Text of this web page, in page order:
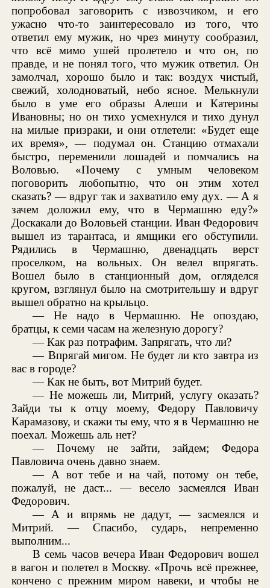
попробовал заговорить с извозчиком, и его
ужасно что-то заинтересовало из того, что
ответил ему мужик, но чрез минуту сообразил,
что всё мимо ушей пролетело и что он, по
правде, и не понял того, что мужик ответил. Он
замолчал, хорошо было и так: воздух чистый,
свежий, холодноватый, небо ясное. Мелькнули
было в уме его образы Алеши и Катерины
Ивановны; но он тихо усмехнулся и тихо дунул
на милые призраки, и они отлетели: «Будет еще
их время», — подумал он. Станцию отмахали
быстро, переменили лошадей и помчались на
Воловью. «Почему с умным человеком
поговорить любопытно, что он этим хотел
сказать? — вдруг так и захватило ему дух. — А я
зачем доложил ему, что в Чермашню еду?»
Доскакали до Воловьей станции. Иван Федорович
вышел из тарантаса, и ямщики его обступили.
Рядились в Чермашню, двенадцать верст
проселком, на вольных. Он велел впрягать.
Вошел было в станционный дом, огляделся
кругом, взглянул было на смотрительшу и вдруг
вышел обратно на крыльцо.
— Не надо в Чермашню. Не опоздаю,
братцы, к семи часам на железную дорогу?
— Как раз потрафим. Запрягать, что ли?
— Впрягай мигом. Не будет ли кто завтра из
вас в городе?
— Как не быть, вот Митрий будет.
— Не можешь ли, Митрий, услугу оказать?
Зайди ты к отцу моему, Федору Павловичу
Карамазову, и скажи ты ему, что я в Чермашню не
поехал. Можешь аль нет?
— Почему не зайти, зайдем; Федора
Павловича очень давно знаем.
— А вот тебе и на чай, потому он тебе,
пожалуй, не даст... — весело засмеялся Иван
Федорович.
— А и впрямь не дадут, — засмеялся и
Митрий. — Спасибо, сударь, непременно
выполним...
В семь часов вечера Иван Федорович вошел
в вагон и полетел в Москву. «Прочь всё прежнее,
кончено с прежним миром навеки, и чтобы не